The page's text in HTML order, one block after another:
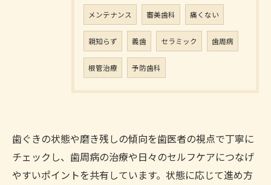
メンテナンス 審美歯科 痛くない
親知らず 義歯 セラミック 歯周病
根管治療 予防歯科
歯ぐきの状態や磨き残しの傾向を歯医者の視点で丁寧に
チェックし、歯周病の治療や日々のセルフケアにつなげ
やすいポイントを共有しています。状態に応じて進め方